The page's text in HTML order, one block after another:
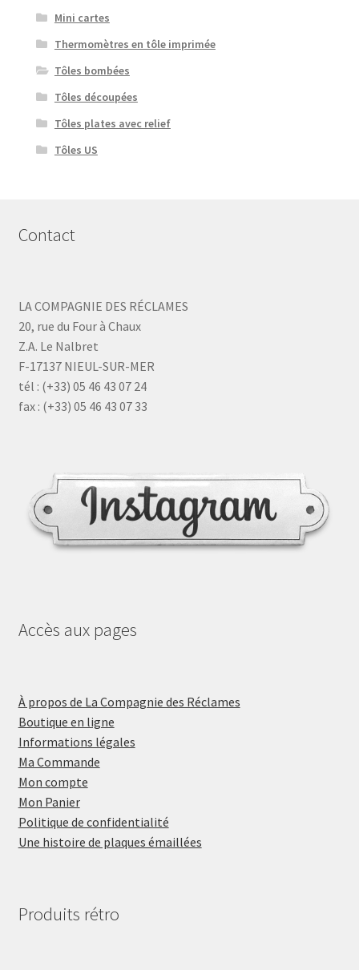
Mini cartes
Thermomètres en tôle imprimée
Tôles bombées
Tôles découpées
Tôles plates avec relief
Tôles US
Contact
LA COMPAGNIE DES RÉCLAMES
20, rue du Four à Chaux
Z.A. Le Nalbret
F-17137 NIEUL-SUR-MER
tél : (+33) 05 46 43 07 24
fax : (+33) 05 46 43 07 33
Accès aux pages
À propos de La Compagnie des Réclames
Boutique en ligne
Informations légales
Ma Commande
Mon compte
Mon Panier
Politique de confidentialité
Une histoire de plaques émaillées
Produits rétro